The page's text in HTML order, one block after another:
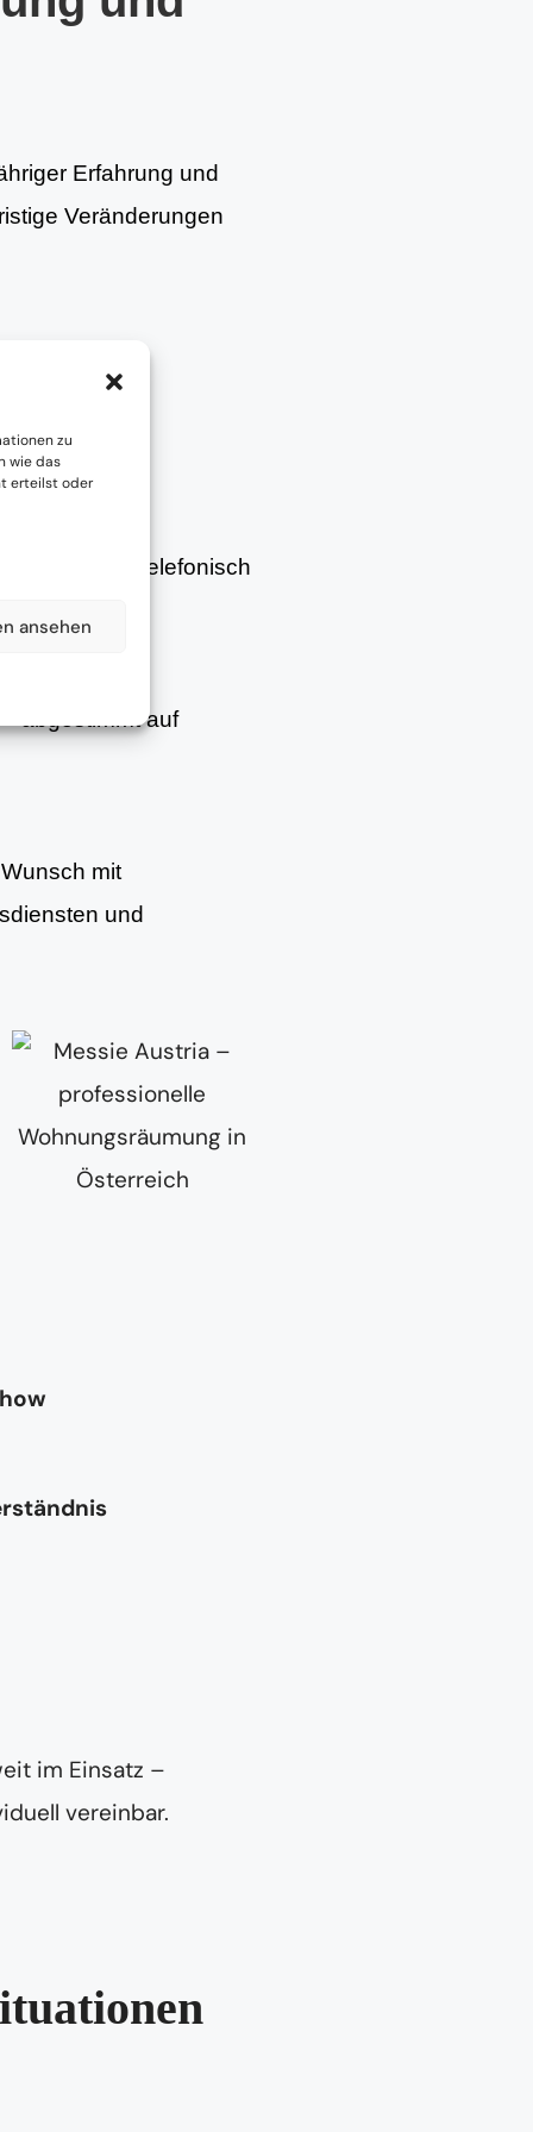
zu
wie das
erteilst oder
ansehen
Erfahrung und
Veränderungen
persönlich, telefonisch
abgestimmt auf
mit
und
im Einsatz –
vereinbar.